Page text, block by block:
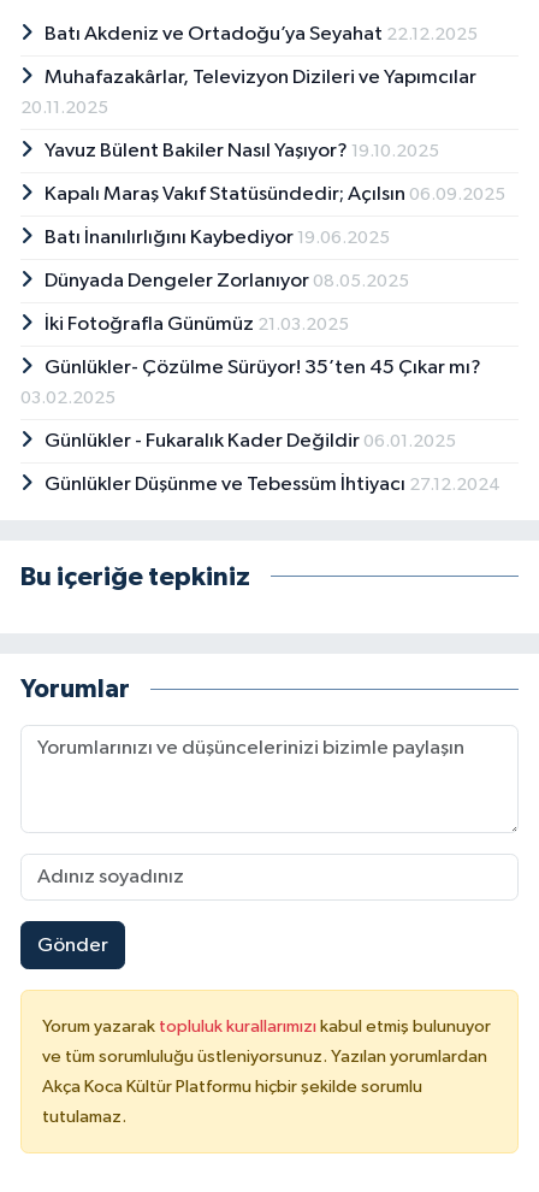
Batı Akdeniz ve Ortadoğu’ya Seyahat 22.12.2025
Muhafazakârlar, Televizyon Dizileri ve Yapımcılar
20.11.2025
Yavuz Bülent Bakiler Nasıl Yaşıyor? 19.10.2025
Kapalı Maraş Vakıf Statüsündedir; Açılsın 06.09.2025
Batı İnanılırlığını Kaybediyor 19.06.2025
Dünyada Dengeler Zorlanıyor 08.05.2025
İki Fotoğrafla Günümüz 21.03.2025
Günlükler- Çözülme Sürüyor! 35’ten 45 Çıkar mı?
03.02.2025
Günlükler - Fukaralık Kader Değildir 06.01.2025
Günlükler Düşünme ve Tebessüm İhtiyacı 27.12.2024
Bu içeriğe tepkiniz
Yorumlar
Gönder
Yorum yazarak topluluk kurallarımızı kabul etmiş bulunuyor
ve tüm sorumluluğu üstleniyorsunuz. Yazılan yorumlardan
Akça Koca Kültür Platformu hiçbir şekilde sorumlu
tutulamaz.